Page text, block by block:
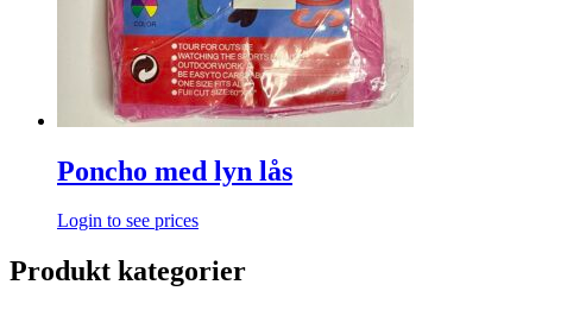
Poncho med lyn lås
Login to see prices
Produkt kategorier